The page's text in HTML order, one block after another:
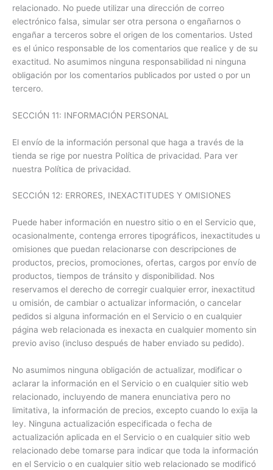
relacionado. No puede utilizar una dirección de correo
electrónico falsa, simular ser otra persona o engañarnos o
engañar a terceros sobre el origen de los comentarios. Usted
es el único responsable de los comentarios que realice y de su
exactitud. No asumimos ninguna responsabilidad ni ninguna
obligación por los comentarios publicados por usted o por un
tercero.
SECCIÓN 11: INFORMACIÓN PERSONAL
El envío de la información personal que haga a través de la
tienda se rige por nuestra Política de privacidad. Para ver
nuestra Política de privacidad.
SECCIÓN 12: ERRORES, INEXACTITUDES Y OMISIONES
Puede haber información en nuestro sitio o en el Servicio que,
ocasionalmente, contenga errores tipográficos, inexactitudes u
omisiones que puedan relacionarse con descripciones de
productos, precios, promociones, ofertas, cargos por envío de
productos, tiempos de tránsito y disponibilidad. Nos
reservamos el derecho de corregir cualquier error, inexactitud
u omisión, de cambiar o actualizar información, o cancelar
pedidos si alguna información en el Servicio o en cualquier
página web relacionada es inexacta en cualquier momento sin
previo aviso (incluso después de haber enviado su pedido).
No asumimos ninguna obligación de actualizar, modificar o
aclarar la información en el Servicio o en cualquier sitio web
relacionado, incluyendo de manera enunciativa pero no
limitativa, la información de precios, excepto cuando lo exija la
ley. Ninguna actualización especificada o fecha de
actualización aplicada en el Servicio o en cualquier sitio web
relacionado debe tomarse para indicar que toda la información
en el Servicio o en cualquier sitio web relacionado se modificó